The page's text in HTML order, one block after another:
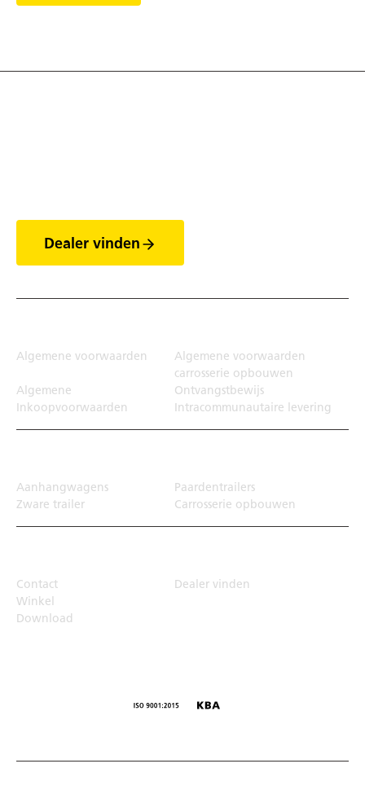
Dealer vinden
Algemene voorwaarden
Algemene voorwaarden
carrosserie opbouwen
Algemene
Inkoopvoorwaarden
Ontvangstbewijs
Intracommunautaire levering
Aanhangwagens
Paardentrailers
Zware trailer
Carrosserie opbouwen
Contact
Dealer vinden
Winkel
Download